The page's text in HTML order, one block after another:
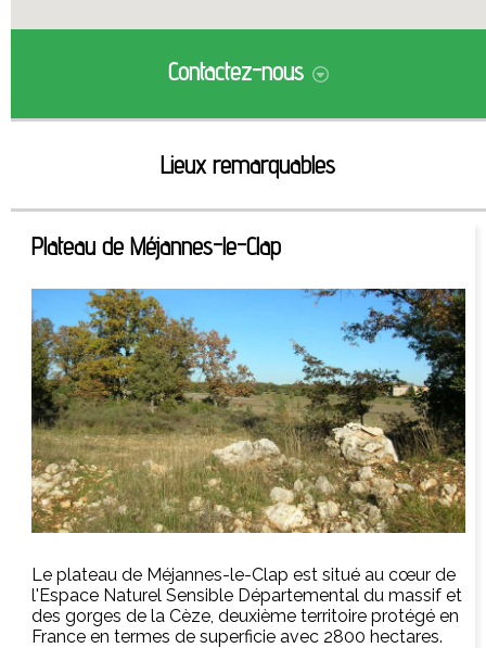
Contactez-nous
Lieux remarquables
Plateau de Méjannes-le-Clap
Le plateau de Méjannes-le-Clap est situé au cœur de
l'Espace Naturel Sensible Départemental du massif et
des gorges de la Cèze, deuxième territoire protégé en
France en termes de superficie avec 2800 hectares.